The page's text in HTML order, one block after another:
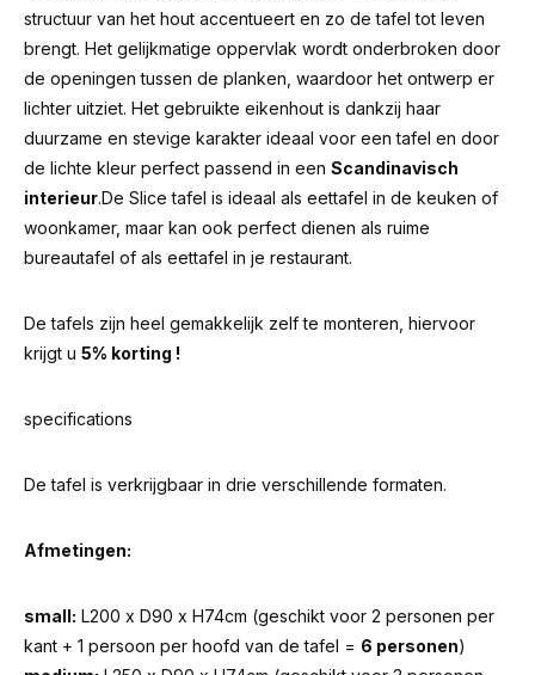
structuur van het hout accentueert en zo de tafel tot leven
brengt. Het gelijkmatige oppervlak wordt onderbroken door
de openingen tussen de planken, waardoor het ontwerp er
lichter uitziet. Het gebruikte eikenhout is dankzij haar
duurzame en stevige karakter ideaal voor een tafel en door
de lichte kleur perfect passend in een Scandinavisch
interieur.De Slice tafel is ideaal als eettafel in de keuken of
woonkamer, maar kan ook perfect dienen als ruime
bureautafel of als eettafel in je restaurant.
De tafels zijn heel gemakkelijk zelf te monteren, hiervoor
krijgt u 5% korting !
specifications
De tafel is verkrijgbaar in drie verschillende formaten.
Afmetingen:
small: L200 x D90 x H74cm (geschikt voor 2 personen per
kant + 1 persoon per hoofd van de tafel = 6 personen)